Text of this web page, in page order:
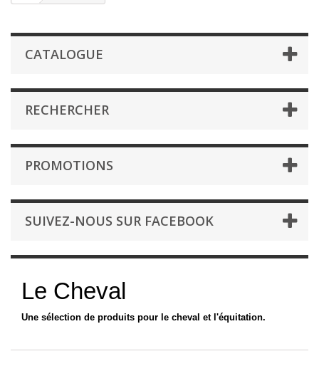
CATALOGUE
RECHERCHER
PROMOTIONS
SUIVEZ-NOUS SUR FACEBOOK
Le Cheval
Une sélection de produits pour le cheval et l'équitation.